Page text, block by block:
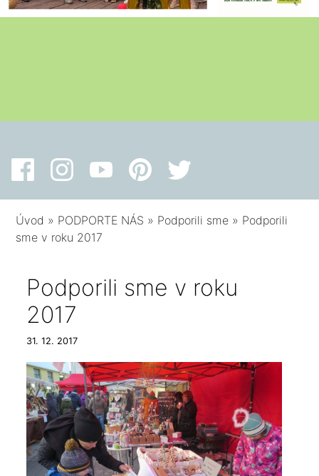
Úvod » PODPORTE NÁS » Podporili sme » Podporili
sme v roku 2017
Podporili sme v roku
2017
31. 12. 2017